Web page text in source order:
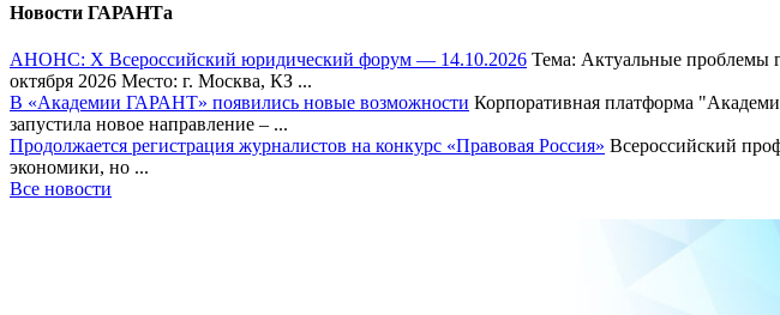
Новости ГАРАНТа
АНОНС: Х Всероссийский юридический форум — 14.10.2026 Тема: Актуальные проблемы
октября 2026 Место: г. Москва, КЗ ...
В «Академии ГАРАНТ» появились новые возможности Корпоративная платформа
запустила новое направление – ...
Продолжается регистрация журналистов на конкурс «Правовая Россия» Всероссийский
экономики, но ...
Все новости